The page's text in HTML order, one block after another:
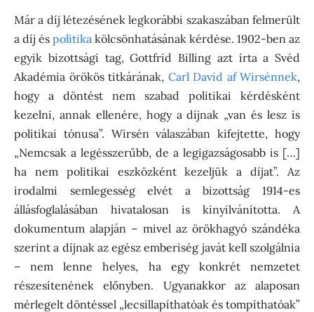
Már a díj létezésének legkorábbi szakaszában felmerült
a díj és politika kölcsönhatásának kérdése. 1902-ben az
egyik bizottsági tag, Gottfrid Billing azt írta a Svéd
Akadémia örökös titkárának, Carl David af Wirsénnek,
hogy a döntést nem szabad politikai kérdésként
kezelni, annak ellenére, hogy a díjnak „van és lesz is
politikai tónusa”. Wirsén válaszában kifejtette, hogy
„Nemcsak a legésszerűbb, de a legigazságosabb is […]
ha nem politikai eszközként kezeljük a díjat”. Az
irodalmi semlegesség elvét a bizottság 1914-es
állásfoglalásában hivatalosan is kinyilvánította. A
dokumentum alapján – mivel az örökhagyó szándéka
szerint a díjnak az egész emberiség javát kell szolgálnia
– nem lenne helyes, ha egy konkrét nemzetet
részesítenének előnyben. Ugyanakkor az alaposan
mérlegelt döntéssel „lecsillapíthatóak és tompíthatóak”